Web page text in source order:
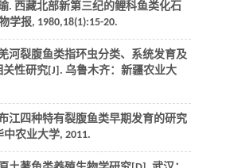
. 西藏北部新第三纪的鲤科鱼类化石
学报, 1980,18(1):15-20.
河裂腹鱼类指环虫分类、系统发育及
性研究[J]. 乌鲁木齐：新疆农业大
江四种特有裂腹鱼类早期发育的研究
中农业大学, 2011.